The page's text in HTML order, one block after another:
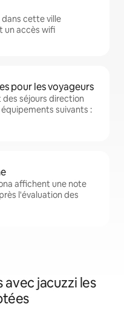
cette ville
un accès wifi
pour les voyageurs
séjours direction
suivants :
affichent une note
l'évaluation des
avec jacuzzi les